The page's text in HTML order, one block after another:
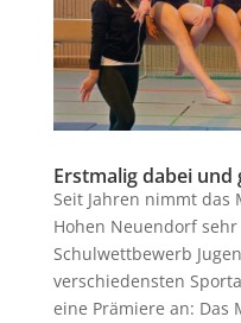
Erstmalig dabei
Seit Jahren nimmt das
Hohen Neuendorf
Schulwettbewerb
verschiedensten
eine Prämiere an: Das